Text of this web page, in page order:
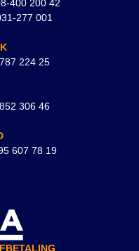
400 200 42
277 001
224 25
306 46
607 78 19